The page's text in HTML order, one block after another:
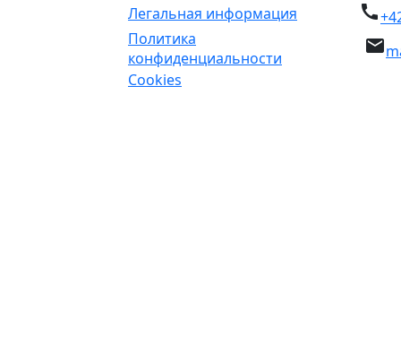
Легальная информация
call
Политика
конфиденциальности
email
Cookies